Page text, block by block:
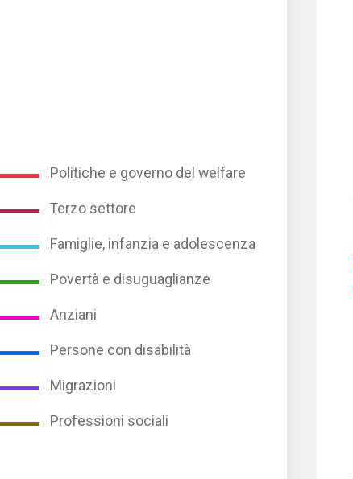
Politiche e governo del welfare
Terzo settore
Famiglie, infanzia e adolescenza
Povertà e disuguaglianze
Anziani
Persone con disabilità
Migrazioni
Professioni sociali